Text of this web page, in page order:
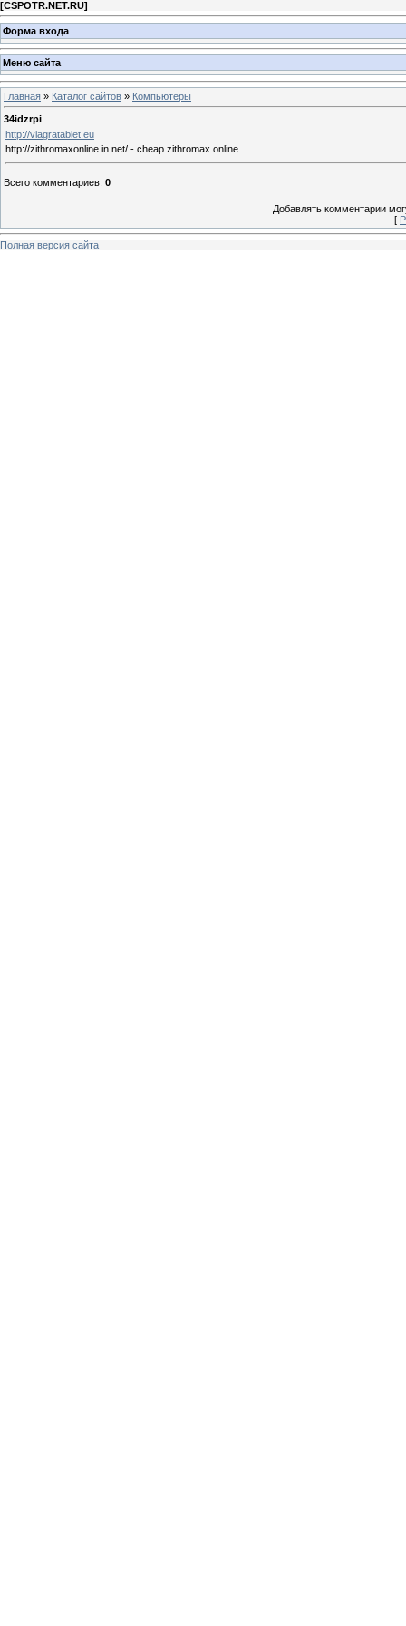
[CSPOTR.NET.RU]
Форма входа
Меню сайта
Главная » Каталог сайтов » Компьютеры
34idzrpi
http://viagratablet.eu
http://zithromaxonline.in.net/ - cheap zithromax online
Всего комментариев: 0
Добавлять комментарии
[
Полная версия сайта